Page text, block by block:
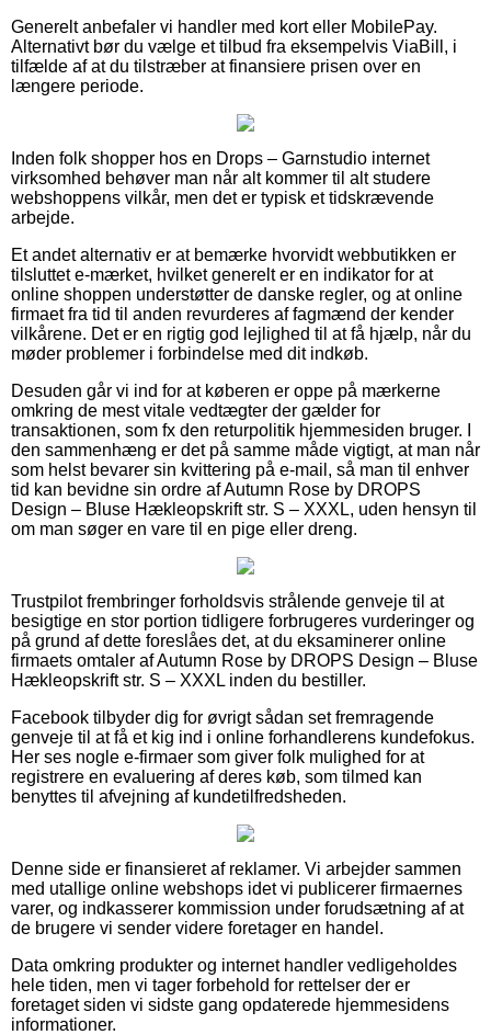
Generelt anbefaler vi handler med kort eller MobilePay.
Alternativt bør du vælge et tilbud fra eksempelvis ViaBill, i
tilfælde af at du tilstræber at finansiere prisen over en
længere periode.
Inden folk shopper hos en Drops – Garnstudio internet
virksomhed behøver man når alt kommer til alt studere
webshoppens vilkår, men det er typisk et tidskrævende
arbejde.
Et andet alternativ er at bemærke hvorvidt webbutikken er
tilsluttet e-mærket, hvilket generelt er en indikator for at
online shoppen understøtter de danske regler, og at online
firmaet fra tid til anden revurderes af fagmænd der kender
vilkårene. Det er en rigtig god lejlighed til at få hjælp, når du
møder problemer i forbindelse med dit indkøb.
Desuden går vi ind for at køberen er oppe på mærkerne
omkring de mest vitale vedtægter der gælder for
transaktionen, som fx den returpolitik hjemmesiden bruger. I
den sammenhæng er det på samme måde vigtigt, at man når
som helst bevarer sin kvittering på e-mail, så man til enhver
tid kan bevidne sin ordre af Autumn Rose by DROPS
Design – Bluse Hækleopskrift str. S – XXXL, uden hensyn til
om man søger en vare til en pige eller dreng.
Trustpilot frembringer forholdsvis strålende genveje til at
besigtige en stor portion tidligere forbrugeres vurderinger og
på grund af dette foreslåes det, at du eksaminerer online
firmaets omtaler af Autumn Rose by DROPS Design – Bluse
Hækleopskrift str. S – XXXL inden du bestiller.
Facebook tilbyder dig for øvrigt sådan set fremragende
genveje til at få et kig ind i online forhandlerens kundefokus.
Her ses nogle e-firmaer som giver folk mulighed for at
registrere en evaluering af deres køb, som tilmed kan
benyttes til afvejning af kundetilfredsheden.
Denne side er finansieret af reklamer. Vi arbejder sammen
med utallige online webshops idet vi publicerer firmaernes
varer, og indkasserer kommission under forudsætning af at
de brugere vi sender videre foretager en handel.
Data omkring produkter og internet handler vedligeholdes
hele tiden, men vi tager forbehold for rettelser der er
foretaget siden vi sidste gang opdaterede hjemmesidens
informationer.